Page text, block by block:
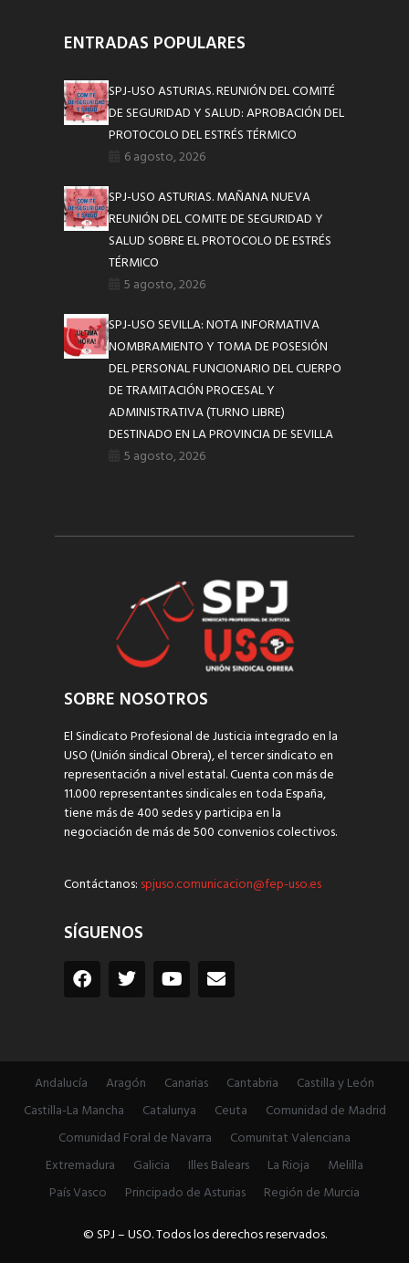
ENTRADAS POPULARES
SPJ-USO ASTURIAS. REUNIÓN DEL COMITÉ
DE SEGURIDAD Y SALUD: APROBACIÓN DEL
PROTOCOLO DEL ESTRÉS TÉRMICO
6 agosto, 2026
SPJ-USO ASTURIAS. MAÑANA NUEVA
REUNIÓN DEL COMITE DE SEGURIDAD Y
SALUD SOBRE EL PROTOCOLO DE ESTRÉS
TÉRMICO
5 agosto, 2026
SPJ-USO SEVILLA: NOTA INFORMATIVA
NOMBRAMIENTO Y TOMA DE POSESIÓN
DEL PERSONAL FUNCIONARIO DEL CUERPO
DE TRAMITACIÓN PROCESAL Y
ADMINISTRATIVA (TURNO LIBRE)
DESTINADO EN LA PROVINCIA DE SEVILLA
5 agosto, 2026
SOBRE NOSOTROS
El Sindicato Profesional de Justicia integrado en la
USO (Unión sindical Obrera), el tercer sindicato en
representación a nivel estatal. Cuenta con más de
11.000 representantes sindicales en toda España,
tiene más de 400 sedes y participa en la
negociación de más de 500 convenios colectivos.
Contáctanos: spjuso.comunicacion@fep-uso.es
SÍGUENOS
Andalucía Aragón Canarias Cantabria
Castilla y León
Castilla-La Mancha
Catalunya Ceuta
Comunidad de Madrid
Comunidad Foral de Navarra
Comunitat Valenciana
Extremadura
Galicia Illes Balears La Rioja
Melilla
País Vasco
Principado de Asturias
Región de Murcia
© SPJ – USO. Todos los derechos reservados.